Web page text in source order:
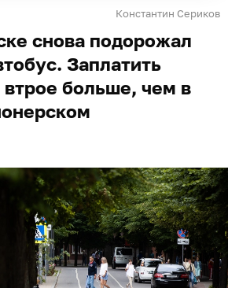
Константин Сериков
снова подорожал
Заплатить
больше, чем в